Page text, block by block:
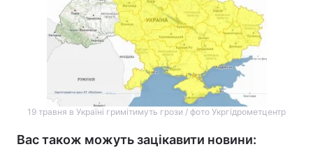
19 травня в Україні гримітимуть грози / фото Укргідрометцентр
Вас також можуть зацікавити новини: